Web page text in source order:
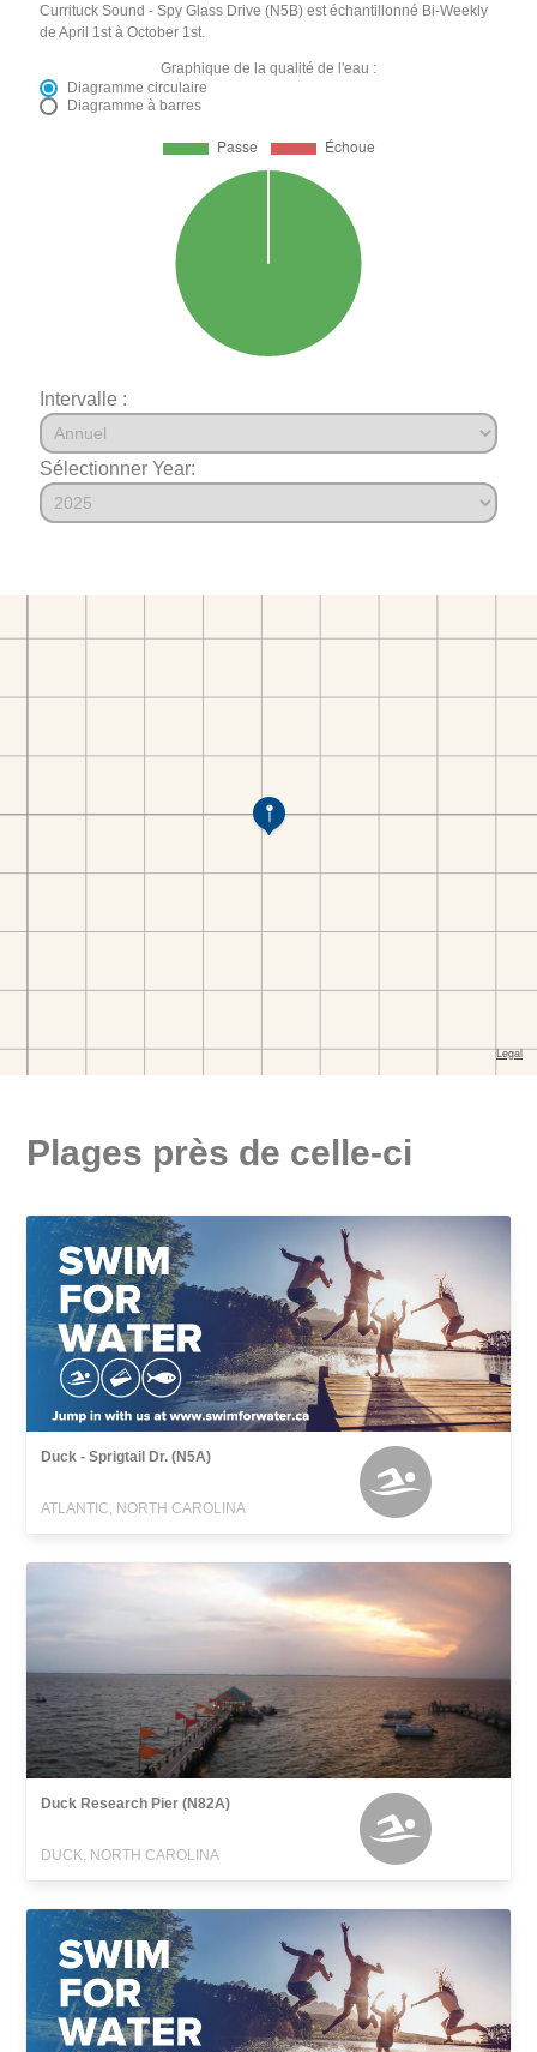
Currituck Sound - Spy Glass Drive (N5B) est échantillonné Bi-Weekly
de April 1st à October 1st.
Graphique de la qualité de l'eau :
Diagramme circulaire
Diagramme à barres
Intervalle :
Sélectionner Year:
Plages près de celle-ci
Duck - Sprigtail Dr. (N5A)
ATLANTIC, NORTH CAROLINA
Duck Research Pier (N82A)
DUCK, NORTH CAROLINA